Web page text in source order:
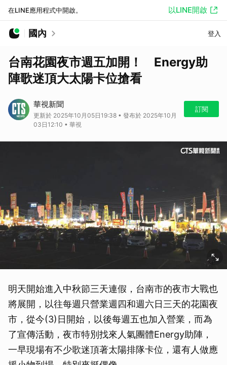
在LINE應用程式中開啟。 以LINE開啟
國內 登入
台南花園夜市週五加開！ Energy助
陣歌迷頂大太陽卡位搶看
華視新聞
更新於 2025年10月05日19:38 • 發布於 2025年10月
03日12:10 • 華視
訂閱
明天開始進入中秋節三天連假，台南市的夜市大戰也
將展開，以往每週只營業週四和週六日三天的花園夜
市，從今(3)日開始，以後每週五也加入營業，而為
了宣傳活動，夜市特別找來人氣團體Energy助陣，
一早現場有不少歌迷頂著太陽排隊卡位，還有人做應